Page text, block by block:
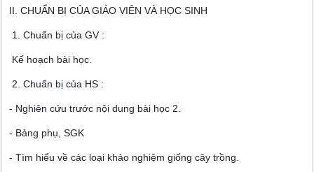
II. CHUẨN BỊ CỦA GIÁO VIÊN VÀ HỌC SINH
1. Chuẩn bị của GV :
Kế hoạch bài học.
2. Chuẩn bị của HS :
- Nghiên cứu trước nội dung bài học 2.
- Bảng phụ, SGK
- Tìm hiểu về các loại khảo nghiệm giống cây trồng.